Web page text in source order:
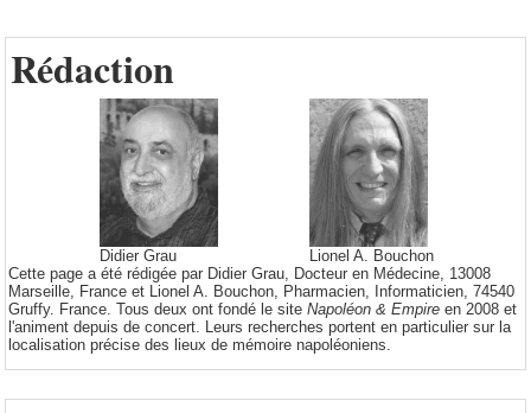
Rédaction
Didier Grau
Lionel A. Bouchon
Cette page a été rédigée par Didier Grau, Docteur en Médecine, 13008
Marseille, France et Lionel A. Bouchon, Pharmacien, Informaticien, 74540
Gruffy. France. Tous deux ont fondé le site Napoléon & Empire en 2008 et
l'animent depuis de concert. Leurs recherches portent en particulier sur la
localisation précise des lieux de mémoire napoléoniens.